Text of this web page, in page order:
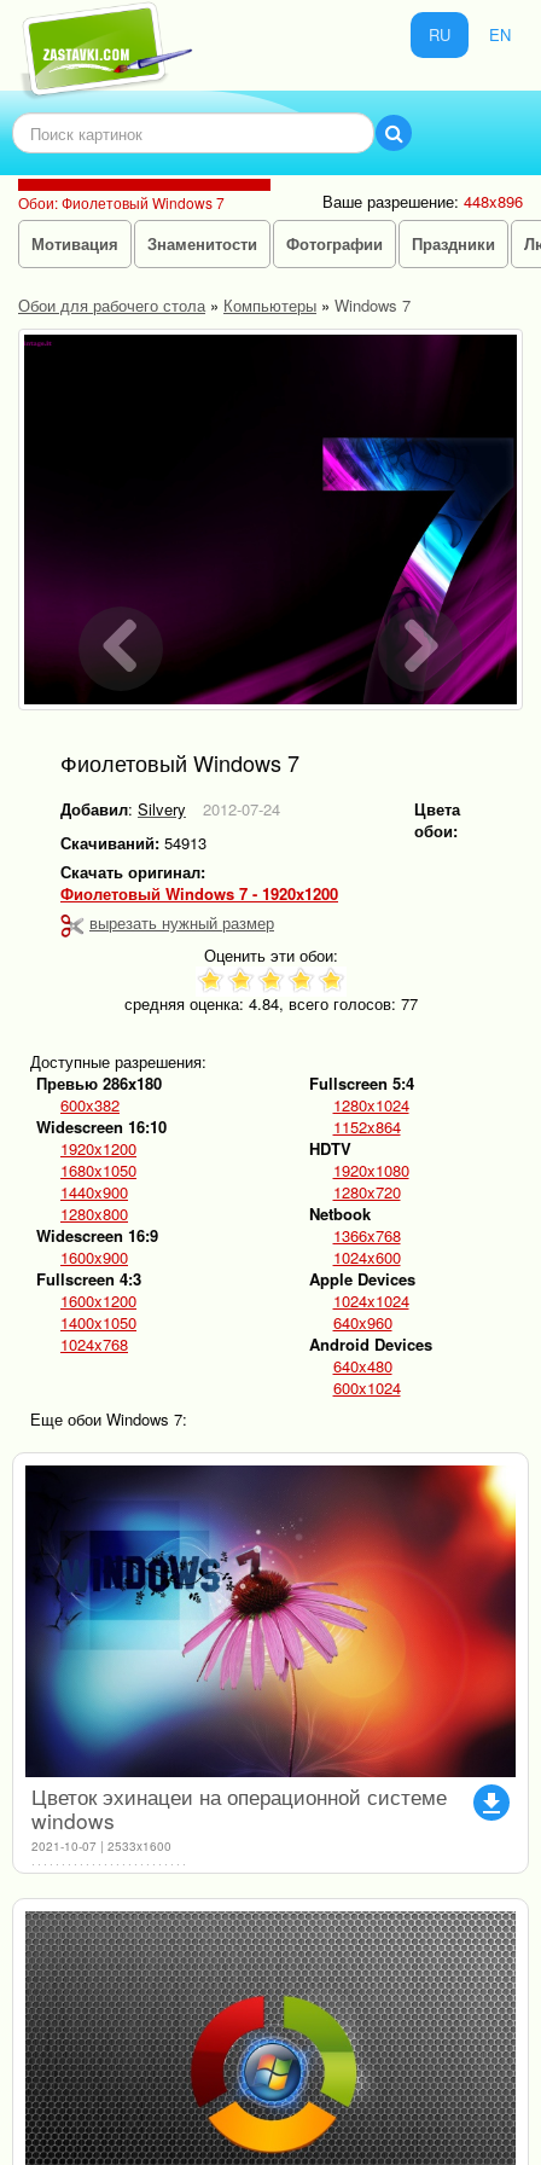
RU EN
Обои: Фиолетовый Windows 7 Ваше разрешение: 448x896
Мотивация
Знаменитости Фотографии Праздники
Обои для рабочего стола» Компьютеры » Windows 7
Фиолетовый Windows 7
Добавил: Silvery
2012-07-24
Скачиваний: 54913
Скачать оригинал:
Фиолетовый Windows 7 - 1920x1200
вырезать нужный размер
Цвета
обои:
Оценить эти обои:
средняя оценка: 4.84, всего голосов: 77
Доступные разрешения:
Превью 286x180
600x382
Widescreen 16:10
1920x1200
1680x1050
1440x900
1280x800
Widescreen 16:9
1600x900
Fullscreen 4:3
1600x1200
1400x1050
1024x768
Fullscreen 5:4
1280x1024
1152x864
HDTV
1920x1080
1280x720
Netbook
1366x768
1024x600
Apple Devices
1024x1024
640x960
Android Devices
640x480
600x1024
Еще обои Windows 7:
file_download
Цветок эхинацеи на операционной системе
windows
2021-10-07 | 2533x1600